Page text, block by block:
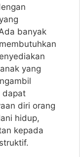
banyak
yang
dapat
diri orang
hidup,
kepada